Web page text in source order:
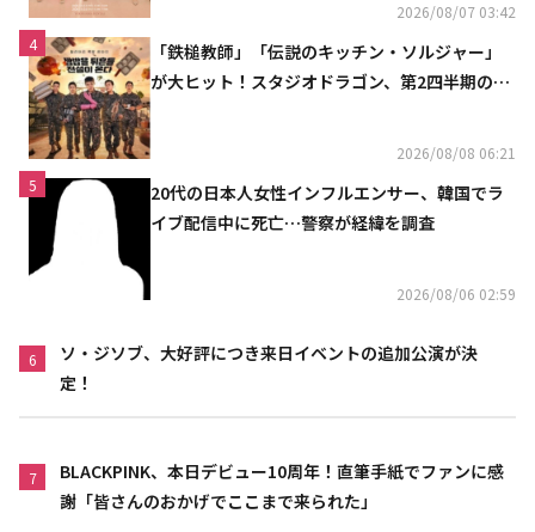
2026/08/07 03:42
4
「鉄槌教師」「伝説のキッチン・ソルジャー」
が大ヒット！スタジオドラゴン、第2四半期の売
2026/08/08 06:21
5
20代の日本人女性インフルエンサー、韓国でラ
イブ配信中に死亡…警察が経緯を調査
2026/08/06 02:59
6
ソ・ジソブ、大好評につき来日イベントの追加公演が決
定！
7
BLACKPINK、本日デビュー10周年！直筆手紙でファンに感
謝「皆さんのおかげでここまで来られた」